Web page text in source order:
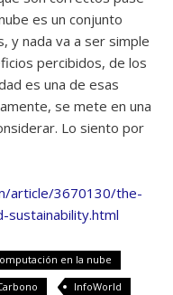
es un conjunto
y nada va a ser simple
percibidos, de los
es una de esas
se mete en una
Lo siento por
article/3670130/the-
sustainability.html
en la nube
InfoWorld